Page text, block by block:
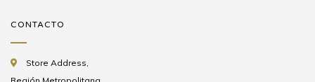
CONTACTO
Store Address,